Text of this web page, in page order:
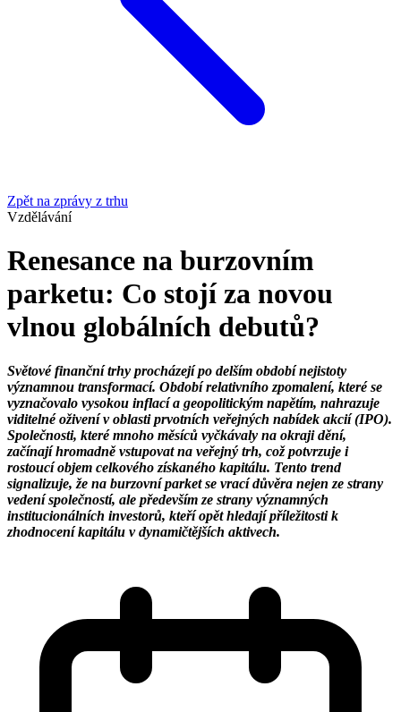
Zpět na zprávy z trhu
Vzdělávání
Renesance na burzovním
parketu: Co stojí za novou
vlnou globálních debutů?
Světové finanční trhy procházejí po delším období nejistoty
významnou transformací. Období relativního zpomalení, které se
vyznačovalo vysokou inflací a geopolitickým napětím, nahrazuje
viditelné oživení v oblasti prvotních veřejných nabídek akcií (IPO).
Společnosti, které mnoho měsíců vyčkávaly na okraji dění,
začínají hromadně vstupovat na veřejný trh, což potvrzuje i
rostoucí objem celkového získaného kapitálu. Tento trend
signalizuje, že na burzovní parket se vrací důvěra nejen ze strany
vedení společností, ale především ze strany významných
institucionálních investorů, kteří opět hledají příležitosti k
zhodnocení kapitálu v dynamičtějších aktivech.